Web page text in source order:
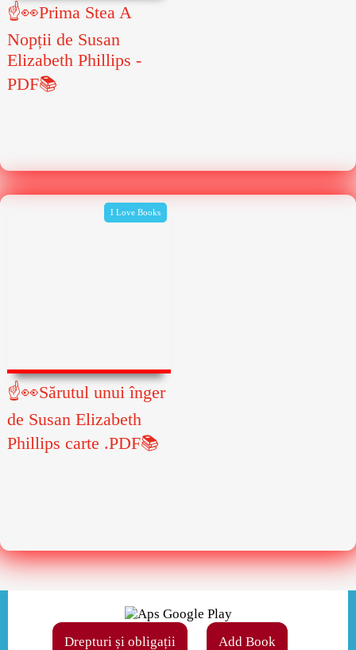
☝👀Prima Stea A
Nopții de Susan
Elizabeth Phillips -
PDF📚
I Love Books
☝👀Sărutul unui înger
de Susan Elizabeth
Phillips carte .PDF📚
Drepturi și obligații Add Book